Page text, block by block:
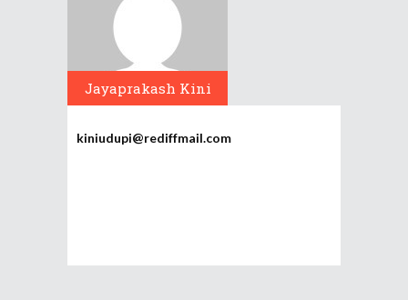
Jayaprakash Kini
kiniudupi@rediffmail.com